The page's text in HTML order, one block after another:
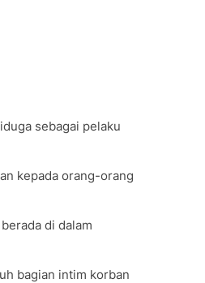
sebagai pelaku
kepada orang-orang
di dalam
bagian intim korban